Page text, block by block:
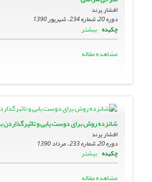
افشار پرند
دوره 20، شماره 234 ، شهریور 1390
چکیده بیشتر
مشاهده مقاله
شانزده روش برای دوست یابی و تاثیرگذاردن
افشار پرند
دوره 20، شماره 233 ، مرداد 1390
چکیده بیشتر
مشاهده مقاله